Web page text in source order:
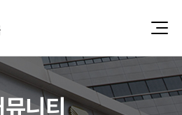
니티